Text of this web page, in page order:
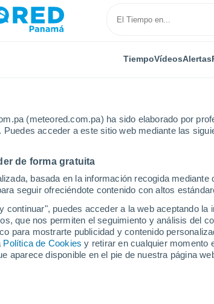
(meteored.com.pa) ha sido elaborado por
acceder a este sitio web mediante las
de forma gratuita
basada en la información recogida
seguir ofreciéndote contenido con altos
continuar", puedes acceder a la web aceptando
que nos permiten el seguimiento y análisis del
para mostrarte publicidad y contenido
Política de Cookies y retirar en cualquier momento
aparece disponible en el pie de nuestra página
TiempoVídeosAlertas
Limburgo
Limburgo
Todo el día Símbolo
11°
Gennep